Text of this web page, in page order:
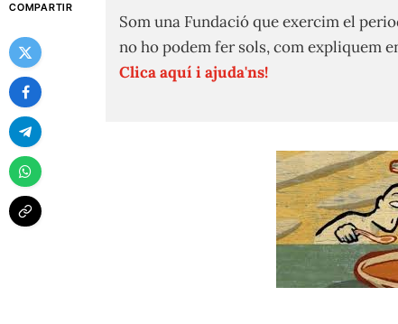
COMPARTIR
Som una Fundació que exercim el
no ho podem fer sols, com expliquem
Clica aquí i ajuda'ns!